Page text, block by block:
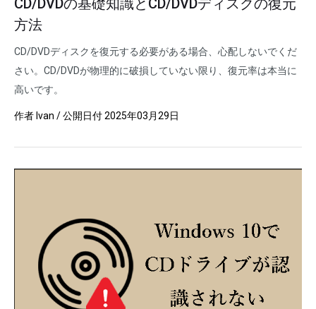
CD/DVDの基礎知識とCD/DVDディスクの復元
方法
CD/DVDディスクを復元する必要がある場合、心配しないでくだ
さい。CD/DVDが物理的に破損していない限り、復元率は本当に
高いです。
作者 Ivan / 公開日付2025年03月29日